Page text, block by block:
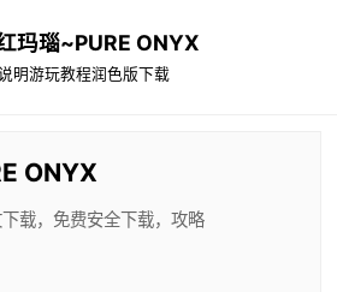
玛瑙~PURE ONYX
明游玩教程润色版下载
ONYX
载，免费安全下载，攻略